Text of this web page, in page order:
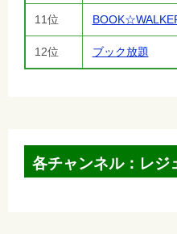
11位
12位 ブック放題
各チャンネル：レジ